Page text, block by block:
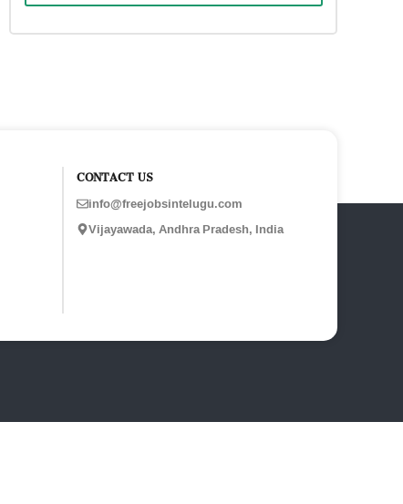
CONTACT US
info@freejobsintelugu.com
Vijayawada, Andhra Pradesh, India